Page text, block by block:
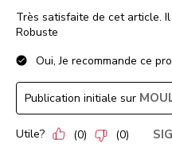
Très satisfaite de cet article.
Robuste
Oui, Je recommande ce
Publication initiale sur
Utile? (0) (0)